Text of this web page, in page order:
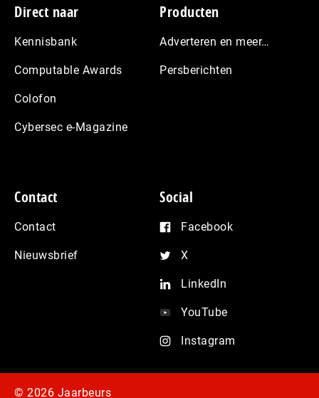
Footer
Direct naar
Kennisbank
Computable Awards
Colofon
Cybersec e-Magazine
Producten
Adverteren en meer…
Persberichten
Contact
Contact
Nieuwsbrief
Social
Facebook
X
LinkedIn
YouTube
Instagram
© 2026 Jaarbeurs